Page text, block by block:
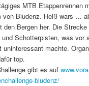
MTB Etappenrennen
von Bludenz. Heiß wars …
den Bergen her. Die
Schotterpisten, was vor
uninteressant machte.
top.
gibt es auf
bludenz/